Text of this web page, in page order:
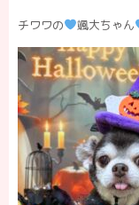
チワワの 颯大ちゃん